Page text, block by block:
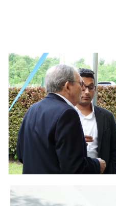
Branding
ARMCHAIR
ARMCHAIR